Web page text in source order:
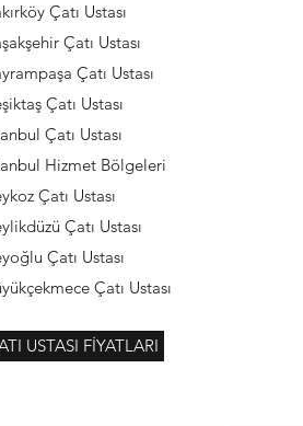
Çatı Ustası
Çatı Ustası
Çatı Ustası
Çatı Ustası
Çatı Ustası
Hizmet Bölgeleri
Çatı Ustası
Çatı Ustası
Çatı Ustası
Çatı Ustası
USTASI FİYATLARI